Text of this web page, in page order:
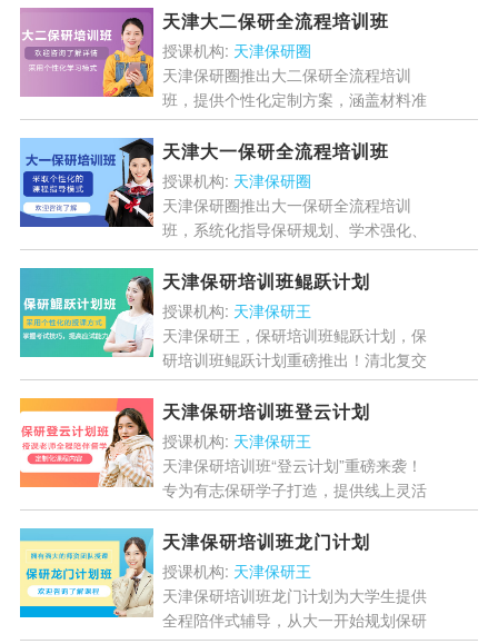
核心内容，助你系统强化知识体系、提
升综合竞争力。适合有明确...
天津大二保研全流程培训班
授课机构: 天津保研圈
天津保研圈推出大二保研全流程培训
班，提供个性化定制方案，涵盖材料准
备、面试技巧、科研能力提升等核心内
容，小班教学+一对一指导，助你提前
锁定理想院校！...[详情]
天津大一保研全流程培训班
授课机构: 天津保研圈
天津保研圈推出大一保研全流程培训
班，系统化指导保研规划、学术强化、
材料优化和面试特训，助力学子冲刺
985/211优秀学校。个性化方案、丰富
资源、灵活学习，助你提...
天津保研培训班鲲跃计划
授课机构: 天津保研王
天津保研王，保研培训班鲲跃计划，保
研培训班鲲跃计划重磅推出！清北复交
导师团队全程陪跑，定制专属保研方
案，涵盖绩点、英语、科研等六大指
标，助你突破申请瓶颈。未上岸...
情]
天津保研培训班登云计划
授课机构: 天津保研王
天津保研培训班“登云计划”重磅来袭！
专为有志保研学子打造，提供线上灵活
授课、课程回放、专属社群等特色服
务，助你全面掌握保研流程、提升专业
能力、突破英语关卡，轻松...
天津保研培训班龙门计划
授课机构: 天津保研王
天津保研培训班龙门计划为大学生提供
全程陪伴式辅导，从大一开始规划保研